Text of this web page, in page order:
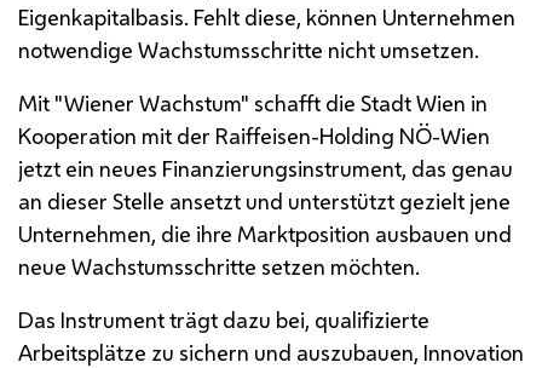
Eigenkapitalbasis. Fehlt diese, können Unternehmen
notwendige Wachstumsschritte nicht umsetzen.
Mit "Wiener Wachstum" schafft die Stadt Wien in
Kooperation mit der Raiffeisen-Holding NÖ-Wien
jetzt ein neues Finanzierungsinstrument, das genau
an dieser Stelle ansetzt und unterstützt gezielt jene
Unternehmen, die ihre Marktposition ausbauen und
neue Wachstumsschritte setzen möchten.
Das Instrument trägt dazu bei, qualifizierte
Arbeitsplätze zu sichern und auszubauen, Innovation